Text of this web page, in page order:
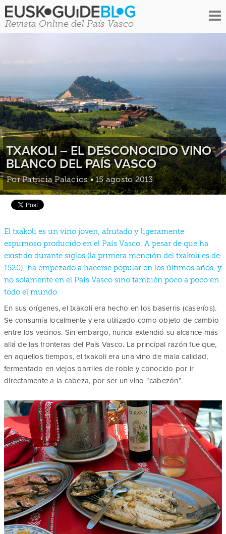
Revista Online del País Vasco
TXAKOLI – EL DESCONOCIDO VINO
BLANCO DEL PAÍS VASCO
PorPatricia Palacios• 15 agosto 2013
El txakoli es un vino joven, afrutado y ligeramente
espumoso producido en el País Vasco. A pesar de que ha
existido durante siglos (la primera mención del txakoli es de
1520), ha empezado a hacerse popular en los últimos años, y
no solamente en el País Vasco sino también poco a poco en
todo el mundo.
En sus orígenes, el txakoli era hecho en los baserris (caseríos).
Se consumía localmente y era utilizado como objeto de cambio
entre los vecinos. Sin embargo, nunca extendió su alcance más
allá de las fronteras del País Vasco. La principal razón fue que,
en aquellos tiempos, el txakoli era una vino de mala calidad,
fermentado en viejos barriles de roble y conocido por ir
directamente a la cabeza, por ser un vino “cabezón”.